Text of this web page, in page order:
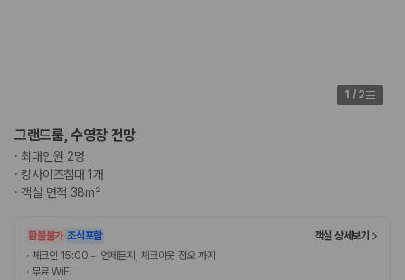
1 / 2
그랜드룸, 수영장 전망
· 최대인원 2명
·킹사이즈침대 1개
·객실 면적 38m²
환불불가 조식포함
객실 상세보기
· 체크인 15:00 ~ 언제든지, 체크아웃 정오 까지
· 무료 WiFi